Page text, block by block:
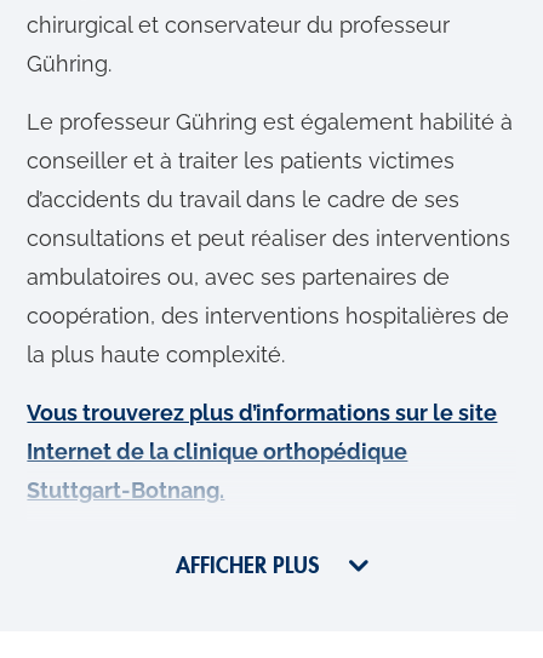
chirurgical et conservateur du professeur
Gühring.
Le professeur Gühring est également habilité à
conseiller et à traiter les patients victimes
d’accidents du travail dans le cadre de ses
consultations et peut réaliser des interventions
ambulatoires ou, avec ses partenaires de
coopération, des interventions hospitalières de
la plus haute complexité.
Vous trouverez plus d’informations sur le site
Internet de la clinique orthopédique
Stuttgart-Botnang.
AFFICHER PLUS